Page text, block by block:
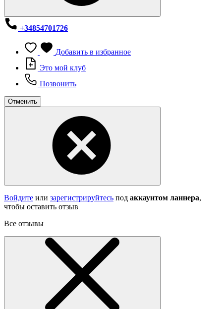
+34854701726
Добавить в избранное
Это мой клуб
Позвонить
Отменить
Войдите или зарегистрируйтесь под аккаунтом ланнера,
чтобы оставить отзыв
Все отзывы